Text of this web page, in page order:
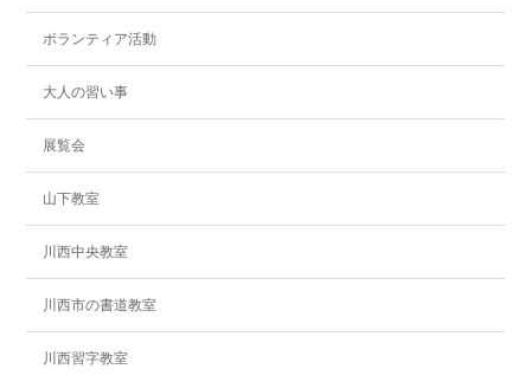
ボランティア活動
大人の習い事
展覧会
山下教室
川西中央教室
川西市の書道教室
川西習字教室